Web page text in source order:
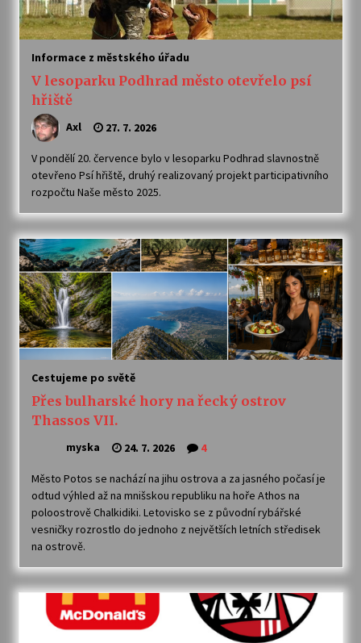
Informace z městského úřadu
V lesoparku Podhrad město otevřelo psí
hřiště
Axl 27. 7. 2026
V pondělí 20. července bylo v lesoparku Podhrad slavnostně
otevřeno Psí hřiště, druhý realizovaný projekt participativního
rozpočtu Naše město 2025.
Cestujeme po světě
Přes bulharské hory na řecký ostrov
Thassos VII.
myska 24. 7. 2026 4
Město Potos se nachází na jihu ostrova a za jasného počasí je
odtud výhled až na mnišskou republiku na hoře Athos na
poloostrově Chalkidiki. Letovisko se z původní rybářské
vesničky rozrostlo do jednoho z největších letních středisek
na ostrově.